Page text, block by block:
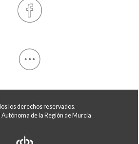
los derechos reservados.
de la Región de Murcia